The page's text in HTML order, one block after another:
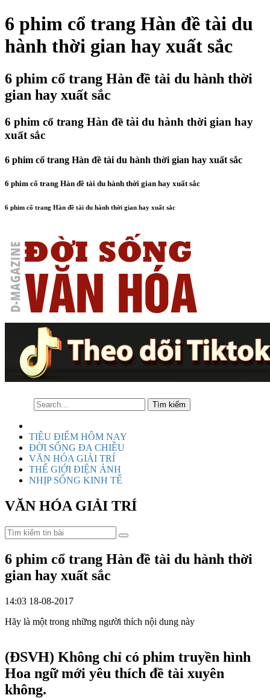
6 phim cổ trang Hàn đề tài du
hành thời gian hay xuất sắc
6 phim cổ trang Hàn đề tài du hành thời
gian hay xuất sắc
6 phim cổ trang Hàn đề tài du hành thời gian hay
xuất sắc
6 phim cổ trang Hàn đề tài du hành thời gian hay xuất sắc
6 phim cổ trang Hàn đề tài du hành thời gian hay xuất sắc
6 phim cổ trang Hàn đề tài du hành thời gian hay xuất sắc
TIÊU ĐIỂM HÔM NAY
ĐỜI SỐNG ĐA CHIỀU
VĂN HÓA GIẢI TRÍ
THẾ GIỚI ĐIỆN ẢNH
NHỊP SỐNG KINH TẾ
VĂN HÓA GIẢI TRÍ
6 phim cổ trang Hàn đề tài du hành thời
gian hay xuất sắc
14:03 18-08-2017
Hãy là một trong những người thích nội dung này
(ĐSVH) Không chỉ có phim truyền hình
Hoa ngữ mới yêu thích đề tài xuyên
không.